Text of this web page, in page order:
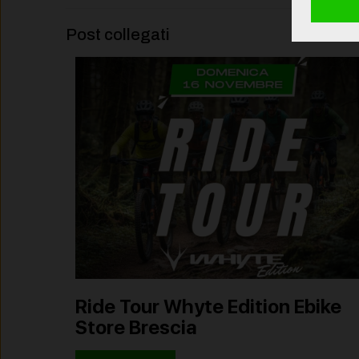
Post collegati
Ride Tour Whyte Edition Ebike
Store Brescia